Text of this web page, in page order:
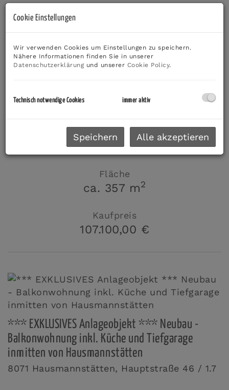
107.100,00 €
Exklusives Baugrundstück in Toplage direkt an
der Skipiste – Hohentauern
8785 Hohentauern, Feriensiedlung 213
Fläche
ca. 357 m2
Kaufpreis
107.100,00 €
*** EXKLUSIVES Anlageobjekt *** Neubau -
Balkonwohnung inkl. Küche und Tiefgarage
inmitten von Hausmannstätten
8071 Hausmannstätten, Hauptstraße 46 / 1.7
Cookie Einstellungen
Wir verwenden Cookies um Einstellungen zu speichern.
Nähere Informationen finden Sie in unserer
Datenschutzerklärungund unserer Cookie Policy.
Technisch notwendige Cookies immer aktiv
Speichern Alle akzeptieren